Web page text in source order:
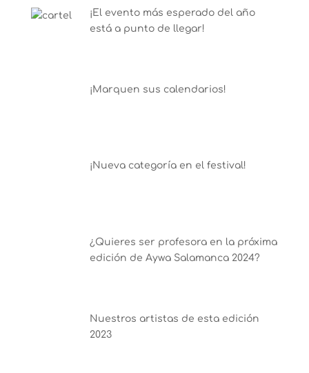
¡El evento más esperado del año
está a punto de llegar!
¡Marquen sus calendarios!
¡Nueva categoría en el festival!
¿Quieres ser profesora en la próxima
edición de Aywa Salamanca 2024?
Nuestros artistas de esta edición
2023